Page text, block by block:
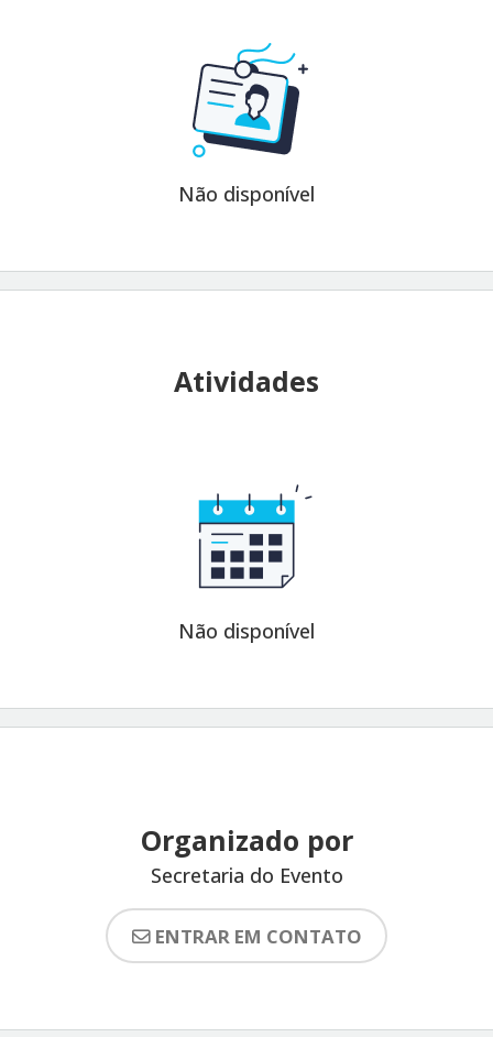
Não disponível
Atividades
Não disponível
Organizado por
Secretaria do Evento
ENTRAR EM CONTATO